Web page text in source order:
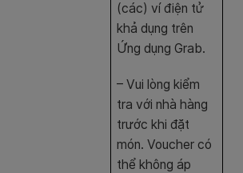
(các) ví điện tử
khả dụng trên
Ứng dụng Grab.
– Vui lòng kiểm
tra với nhà hàng
trước khi đặt
món. Voucher có
thể không áp